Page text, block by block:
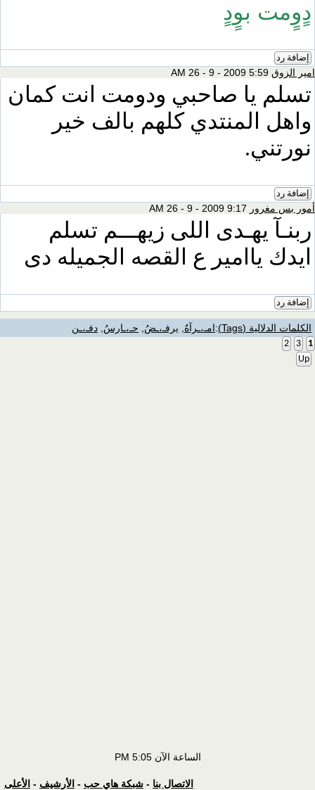
دٍوٍمت بوٍدٍ
إضافة رد
امير الزوق
تسلم يا صاحبي ودومت انت كمان
واهل المنتدي كلهم بالف خير
نورتني.
إضافة رد
أمور بس مغرور
ربنـآ يهـدى اللى زيهـــم تسلم
ايدك ياامير ع القصه الجميله دى
إضافة رد
الكلمات الدلالية (Tags) :امـ،ـرآهٌ, يرفـ،ـضُ, حـ،ـارسُ, دفـ،ـن
1
2
3
Up
الساعة الآن5:05 PM
الاتصال بنا - شبكة هاي حب - الأرشيف - الأعلى